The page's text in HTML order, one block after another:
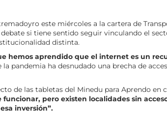
este miércoles a la cartera de
si tiene sentido seguir vinculando el
distinta.
hemos aprendido que el internet es un
la pandemia ha desnudado una brecha de
de las tabletas del Minedu para Aprendo en
pero existen localidades sin
inversión”.